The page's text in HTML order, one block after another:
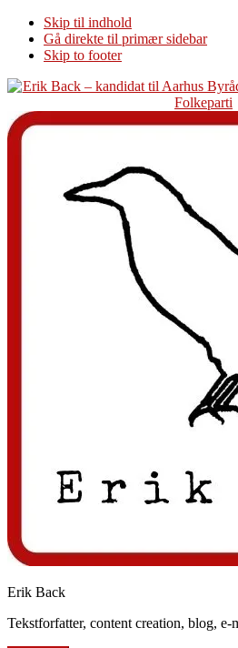
Skip til indhold
Gå direkte til primær sidebar
Skip to footer
Additional
menu
Erik Back
Tekstforfatter, content creation, blog, e-